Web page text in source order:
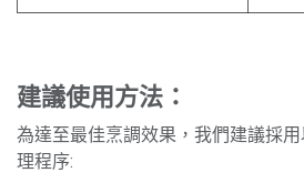
建議使用方法：
為達至最佳烹調效果，我們建議採
理程序: